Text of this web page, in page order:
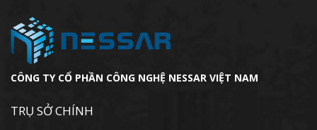
CÔNG TY CỔ PHẦN CÔNG NGHỆ NESSAR VIỆT NAM
TRỤ SỞ CHÍNH